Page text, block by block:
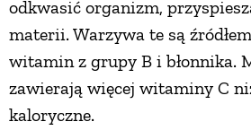
odkwasić organizm,
materii. Warzywa te są
witamin z grupy B i błonnika.
zawierają więcej witaminy C
kaloryczne.